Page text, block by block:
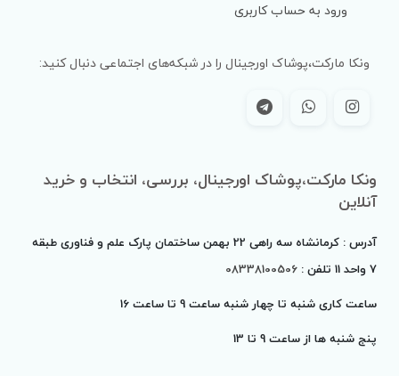
ورود به حساب کاربری
ونکا مارکت،پوشاک اورجینال را در شبکه‌های اجتماعی دنبال کنید:
ونکا مارکت،پوشاک اورجینال، بررسی، انتخاب و خرید
آنلاین
آدرس : کرمانشاه سه راهی 22 بهمن ساختمان پارک علم و فناوری طبقه
7 واحد 11 تلفن :
08338100506
ساعت کاری شنبه تا چهار شنبه ساعت 9 تا ساعت 16
پنج شنبه ها از ساعت 9 تا
13